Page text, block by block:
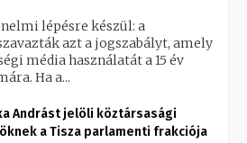
lépésre készül: a
azt a jogszabályt, amely
média használatát a 15 év
Ha a...
Andrást jelöli köztársasági
a Tisza parlamenti frakciója